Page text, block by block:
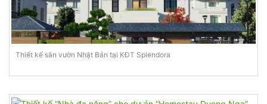
Thiết kế sân vườn Nhật Bản tại KĐT Splendora